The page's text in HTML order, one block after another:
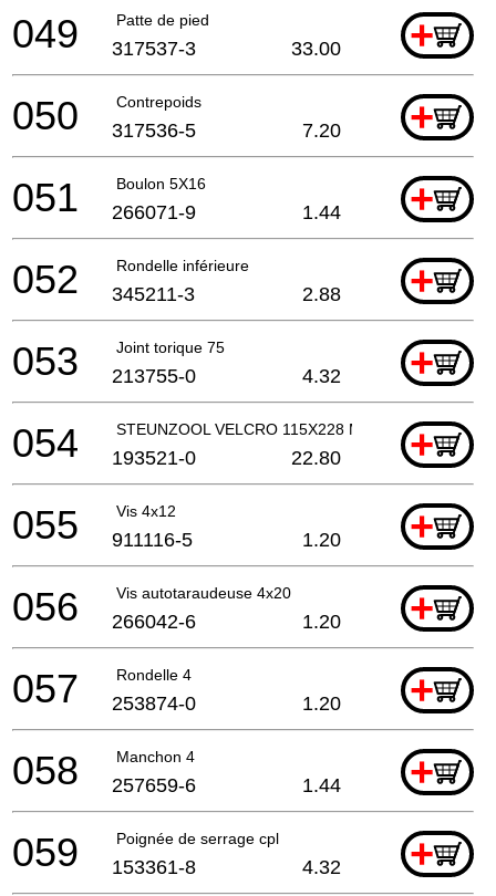
Patte de pied +
049 317537-3 33.00
Contrepoids +
050 317536-5 7.20
Boulon 5X16 +
051 266071-9 1.44
Rondelle inférieure +
052 345211-3 2.88
Joint torique 75 +
053 213755-0 4.32
STEUNZOOL VELCRO 115X228 MM +
054 193521-0 22.80
Vis 4x12 +
055 911116-5 1.20
Vis autotaraudeuse 4x20 +
056 266042-6 1.20
Rondelle 4 +
057 253874-0 1.20
Manchon 4 +
058 257659-6 1.44
Poignée de serrage cpl +
059 153361-8 4.32